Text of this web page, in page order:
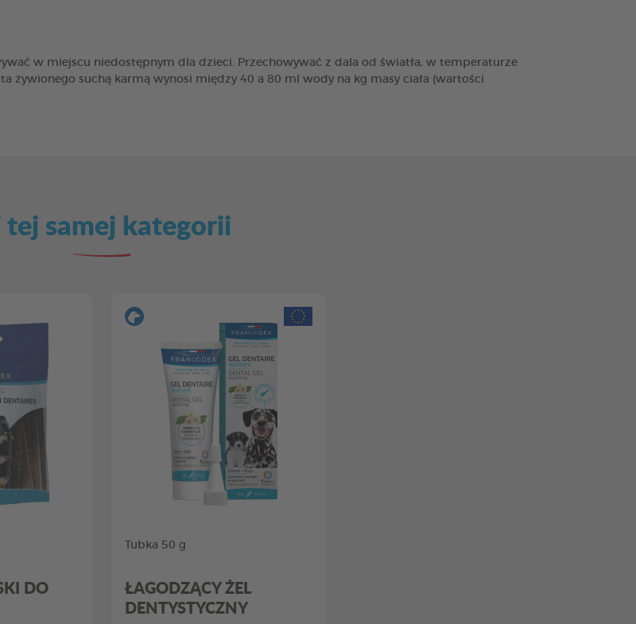
w miejscu niedostępnym dla dzieci. Przechowywać z dala od światła, w temperaturze
żywionego suchą karmą wynosi między 40 a 80 ml wody na kg masy ciała (wartości
samej kategorii
DO
Tubka 50 g
ŁAGODZĄCY ŻEL
DENTYSTYCZNY